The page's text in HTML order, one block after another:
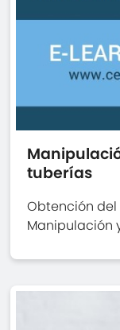
tuberías
Obtención
Manipulación